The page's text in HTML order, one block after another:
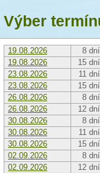
Výber
19.08.2026
8 dní
19.08.2026
15 dní
23.08.2026
11 dní
23.08.2026
15 dní
26.08.2026
8 dní
26.08.2026
12 dní
30.08.2026
8 dní
30.08.2026
11 dní
30.08.2026
15 dní
02.09.2026
8 dní
02.09.2026
12 dní